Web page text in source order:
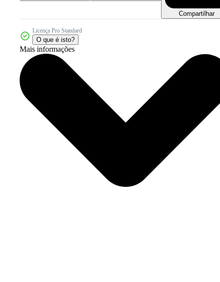
Compartilhar
Licença Pro Standard
O que é isto?
Mais informações